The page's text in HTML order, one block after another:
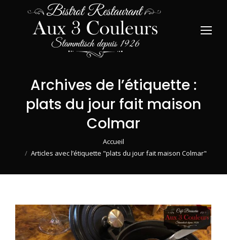
Archives de l’étiquette :
plats du jour fait maison
Colmar
Accueil
Articles avec l’étiquette "plats du jour fait maison Colmar"